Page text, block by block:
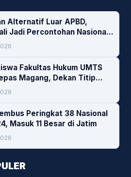
Alternatif Luar APBD,
Jadi Percontohan Nasional
Daerah
Fakultas Hukum UMTS
Magang, Dekan Titip
Penting
Peringkat 38 Nasional
Masuk 11 Besar di Jatim